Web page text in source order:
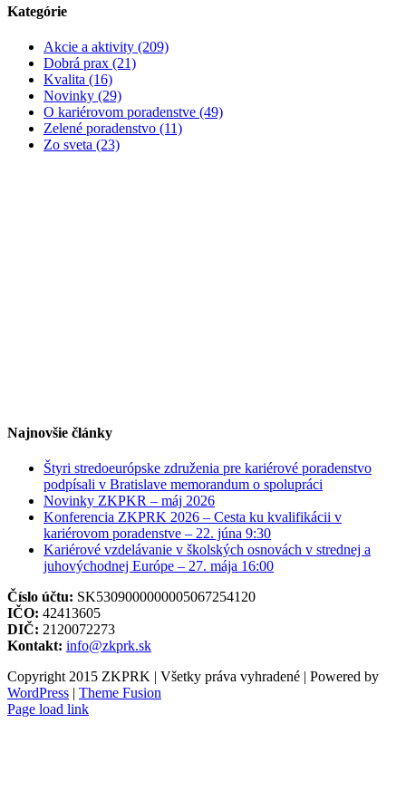
Kategórie
Akcie a aktivity (209)
Dobrá prax (21)
Kvalita (16)
Novinky (29)
O kariérovom poradenstve (49)
Zelené poradenstvo (11)
Zo sveta (23)
Najnovšie články
Štyri stredoeurópske združenia pre kariérové poradenstvo
podpísali v Bratislave memorandum o spolupráci
Novinky ZKPKR – máj 2026
Konferencia ZKPRK 2026 – Cesta ku kvalifikácii v
kariérovom poradenstve – 22. júna 9:30
Kariérové vzdelávanie v školských osnovách v strednej a
juhovýchodnej Európe – 27. mája 16:00
Číslo účtu: SK5309000000005067254120
IČO: 42413605
DIČ: 2120072273
Kontakt: info@zkprk.sk
Copyright 2015 ZKPRK | Všetky práva vyhradené | Powered by
WordPress | Theme Fusion
Page load link